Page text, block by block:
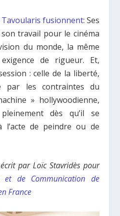
Tavoularis fusionnent: Ses
travail pour le cinéma
du monde, la même
de rigueur. Et,
: celle de la liberté,
par les contraintes du
» hollywoodienne,
dès qu’il se
l’acte de peindre ou de
par Loïc Stavridès pour
et de Communication de
France